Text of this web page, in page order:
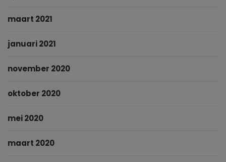
maart 2021
januari 2021
november 2020
oktober 2020
mei 2020
maart 2020